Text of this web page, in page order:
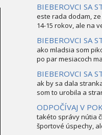
BIEBEROVCI SA
este rada dodam,
14-15 rokov, ale na
BIEBEROVCI SA
ako mladsia som
po par mesiacoch
BIEBEROVCI SA
ak by sa dala
som to urobila a
ODPOČÍVAJ V
takéto správy nútia
športové úspechy,